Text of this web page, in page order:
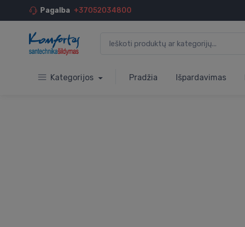
Pagalba +37052034800
Kategorijos Pradžia Išpardavimas